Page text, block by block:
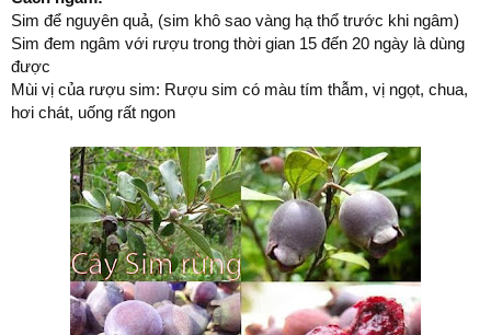
Sim để nguyên quả, (sim khô sao vàng hạ thổ trước khi ngâm)
Sim đem ngâm với rượu trong thời gian 15 đến 20 ngày là dùng
được
Mùi vị của rượu sim: Rượu sim có màu tím thẫm, vị ngọt, chua,
hơi chát, uống rất ngon